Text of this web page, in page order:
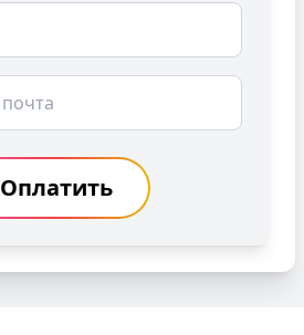
Оплатить